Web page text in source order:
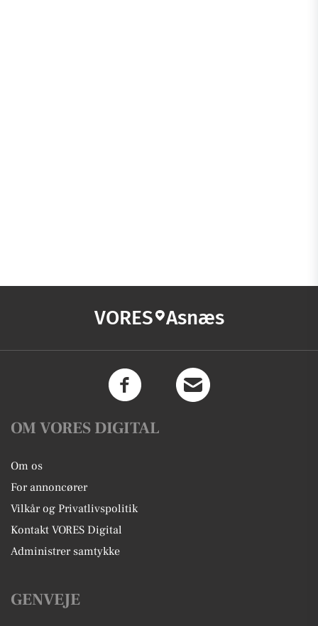
VORES Asnæs
OM VORES DIGITAL
Om os
For annoncører
Vilkår og Privatlivspolitik
Kontakt VORES Digital
Administrer samtykke
GENVEJE